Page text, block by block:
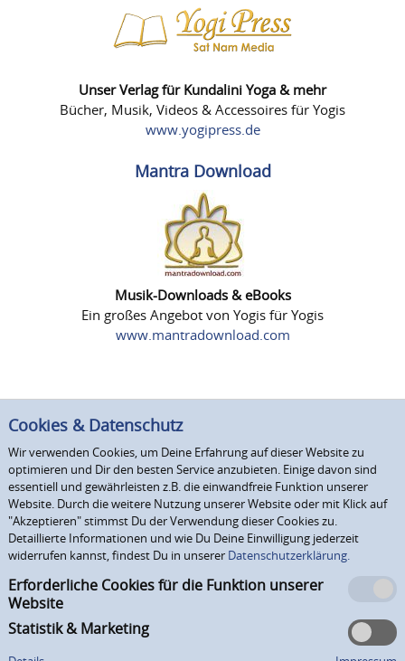
Unser Verlag für Kundalini Yoga & mehr
Bücher, Musik, Videos & Accessoires für Yogis
www.yogipress.de
Mantra Download
Musik-Downloads & eBooks
Ein großes Angebot von Yogis für Yogis
www.mantradownload.com
Cookies & Datenschutz
Wir verwenden Cookies, um Deine Erfahrung auf dieser Website zu
optimieren und Dir den besten Service anzubieten. Einige davon sind
essentiell und gewährleisten z.B. die einwandfreie Funktion unserer
Website. Durch die weitere Nutzung unserer Website oder mit Klick auf
"Akzeptieren" stimmst Du der Verwendung dieser Cookies zu.
Detaillierte Informationen und wie Du Deine Einwilligung jederzeit
widerrufen kannst, findest Du in unserer Datenschutzerklärung.
Erforderliche Cookies für die Funktion unserer
Website
Statistik & Marketing